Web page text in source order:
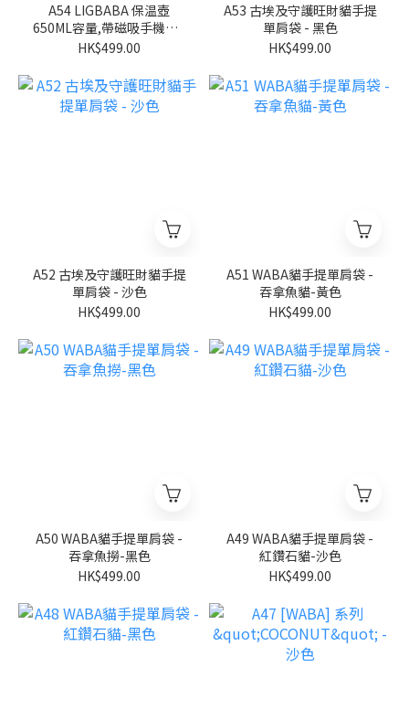
A54 LIGBABA 保温壺
650ML容量,帶磁吸手機圈 -
粉紅色
HK$499.00
A53 古埃及守護旺財貓手提
單肩袋 - 黑色
HK$499.00
A52 古埃及守護旺財貓手提
單肩袋 - 沙色
HK$499.00
A51 WABA貓手提單肩袋 -
吞拿魚貓-黃色
HK$499.00
A50 WABA貓手提單肩袋 -
吞拿魚撈-黑色
HK$499.00
A49 WABA貓手提單肩袋 -
紅鑽石貓-沙色
HK$499.00